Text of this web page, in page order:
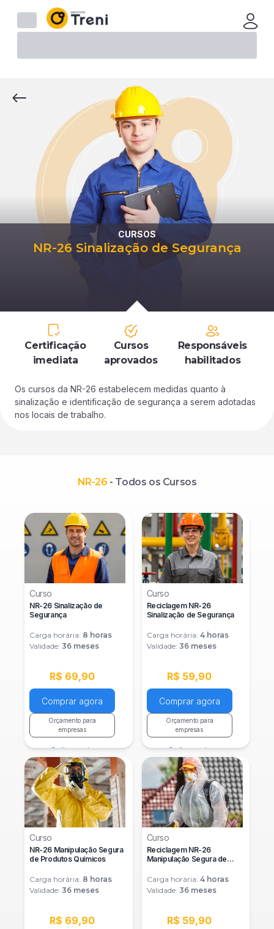
CURSOS
NR-26 Sinalização de Segurança
Certificação
imediata
Cursos
aprovados
Responsáveis
habilitados
Os cursos da NR-26 estabelecem medidas quanto à
sinalização e identificação de segurança a serem adotadas
nos locais de trabalho.
NR-26 - Todos os Cursos
Curso
NR-26 Sinalização de
Segurança
Carga horária: 8 horas
Validade: 36 meses
R$ 69,90
Comprar agora
Orçamento para
empresas
Saiba mais
Curso
Reciclagem NR-26
Sinalização de Segurança
Carga horária: 4horas
Validade: 36 meses
R$ 59,90
Comprar agora
Orçamento para
empresas
Saiba mais
Curso
NR-26 Manipulação Segura
de Produtos Químicos
Carga horária: 8 horas
Validade: 36 meses
R$ 69,90
Curso
Reciclagem NR-26
Manipulação Segura de
Carga horária: 4horas
Validade: 36 meses
R$ 59,90